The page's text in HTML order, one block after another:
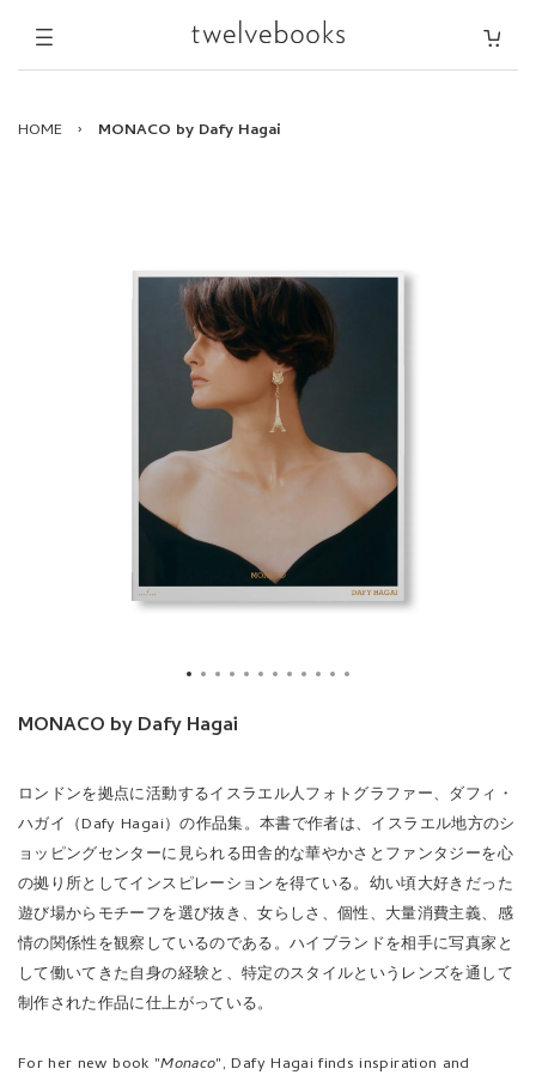
HOME › MONACO by Dafy Hagai
MONACO by Dafy Hagai
ロンドンを拠点に活動するイスラエル人フォトグラファー、ダフィ・
ハガイ（Dafy Hagai）の作品集。本書で作者は、イスラエル地方のシ
ョッピングセンターに見られる田舎的な華やかさとファンタジーを心
の拠り所としてインスピレーションを得ている。幼い頃大好きだった
遊び場からモチーフを選び抜き、女らしさ、個性、大量消費主義、感
情の関係性を観察しているのである。ハイブランドを相手に写真家と
して働いてきた自身の経験と、特定のスタイルというレンズを通して
制作された作品に仕上がっている。
For her new book "Monaco", Dafy Hagai finds inspiration and